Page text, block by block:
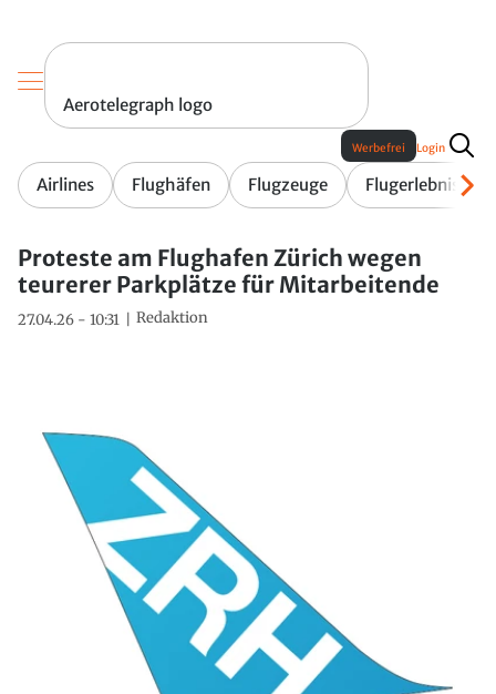
Aerotelegraph logo
Airlines Flughäfen Flugzeuge Flugerlebnis
Werbefrei Login
Proteste am Flughafen Zürich wegen
teurerer Parkplätze für Mitarbeitende
27.04.26 - 10:31 Redaktion